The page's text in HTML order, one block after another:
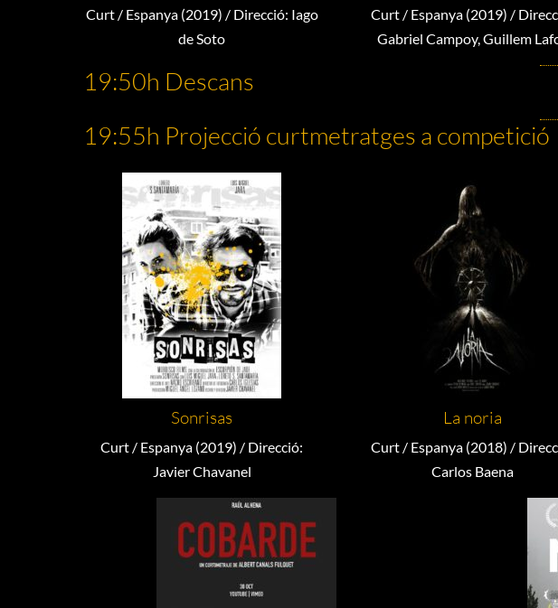
Curt / Espanya (2019) / Direcció: Iago
de Soto
Curt / Espanya (2019) /
Gabriel Campoy, Guillem
19:50h Descans
19:55h Projecció curtmetratges a competició
Sonrisas
Curt / Espanya (2019) / Direcció:
Javier Chavanel
La noria
Curt / Espanya (2018) /
Carlos Baena